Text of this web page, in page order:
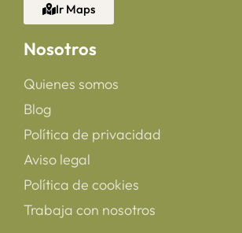
Ir Maps
Nosotros
Quienes somos
Blog
Política de privacidad
Aviso legal
Política de cookies
Trabaja con nosotros